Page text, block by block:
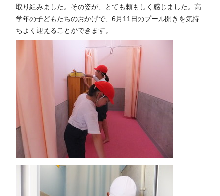
取り組みました。その姿が、とても頼もしく感じました。高
学年の子どもたちのおかげで、6月11日のプール開きを気持
ちよく迎えることができます。